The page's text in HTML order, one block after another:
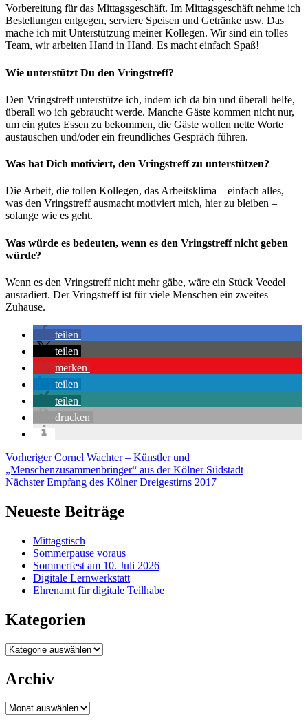
Vorbereitung für das Mittagsgeschäft. Im Mittagsgeschäft nehme ich
Bestellungen entgegen, serviere Speisen und Getränke usw. Das
mache ich mit Unterstützung meiner Kollegen. Wir sind ein tolles
Team, wir arbeiten Hand in Hand. Es macht einfach Spaß!
Wie unterstützt Du den Vringstreff?
Den Vringstreff unterstütze ich, indem ich da bin und überall helfe,
überall wo ich gebraucht werde. Manche Gäste kommen nicht nur,
um ein gutes Essen zu bekommen, die Gäste wollen nette Worte
austauschen und/oder ein freundliches Gespräch führen.
Was hat Dich motiviert, den Vringstreff zu unterstützen?
Die Arbeit, die tollen Kollegen, das Arbeitsklima – einfach alles,
was den Vringstreff ausmacht motiviert mich, hier zu bleiben –
solange wie es geht.
Was würde es bedeuten, wenn es den Vringstreff nicht geben
würde?
Wenn es den Vringstreff nicht mehr gäbe, wäre ein Stück Veedel
ausradiert. Der Vringstreff ist für viele Menschen ein zweites
Zuhause.
teilen
teilen
merken
teilen
teilen
drucken
Beitragsnavigation
VorherigerCornel Wachter – Künstler und
„Menschenzusammenbringer“ aus der Kölner SüdstadtVorheriger
NächsterEmpfang des Kölner Dreigestirns 2017Nächster
Neueste Beiträge
Mittagstisch
Sommerpause voraus
Sommerfest am 10. Juli 2026
Digitale Lernwerkstatt
Ehrenamt für digitale Teilhabe
Kategorien
Kategorien
Archiv
Archiv